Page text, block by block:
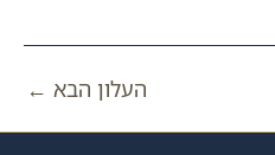
העלון הבא ←